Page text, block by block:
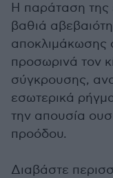
Η παράταση της
βαθιά
αποκλιμάκωσης
προσωρινά τον
σύγκρουσης,
εσωτερικά
την απουσία
προόδου.
Διαβάστε